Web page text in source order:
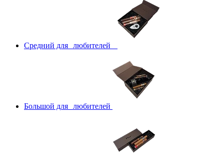
Средний для любителей
Большой для любителей